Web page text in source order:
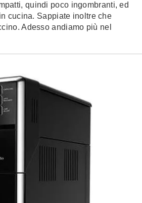
quindi poco ingombranti, ed
cucina. Sappiate inoltre che
Adesso andiamo più nel